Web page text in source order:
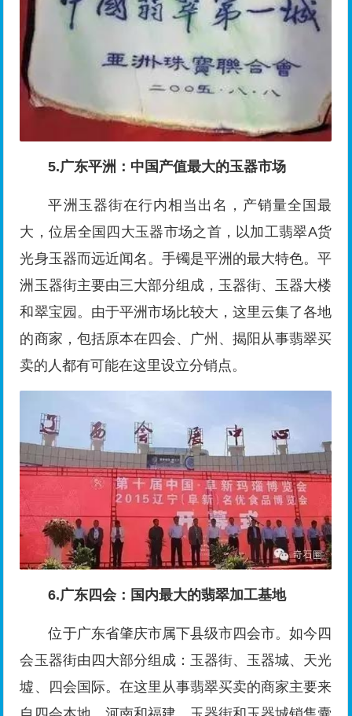
5.广东平洲：中国产值最大的玉器市场
平洲玉器街在行内相当出名，产销量全国最
大，位居全国四大玉器市场之首，以加工翡翠A货
光身玉器而远近闻名。手镯是平洲的最大特色。平
洲玉器街主要由三大部分组成，玉器街、玉器大楼
和翠宝园。由于平洲市场比较大，这里云集了各地
的商家，包括原本在四会、广州、揭阳从事翡翠买
卖的人都有可能在这里设立分销点。
6.广东四会：国内最大的翡翠加工基地
位于广东省肇庆市属下县级市四会市。如今四
会玉器街由四大部分组成：玉器街、玉器城、天光
墟、四会国际。在这里从事翡翠买卖的商家主要来